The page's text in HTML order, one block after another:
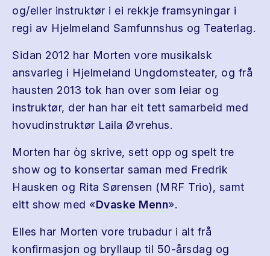
og/eller instruktør i ei rekkje framsyningar i
regi av Hjelmeland Samfunnshus og Teaterlag.
Sidan 2012 har Morten vore musikalsk
ansvarleg i Hjelmeland Ungdomsteater, og frå
hausten 2013 tok han over som leiar og
instruktør, der han har eit tett samarbeid med
hovudinstruktør Laila Øvrehus.
Morten har òg skrive, sett opp og spelt tre
show og to konsertar saman med Fredrik
Hausken og Rita Sørensen (MRF Trio), samt
eitt show med «Dvaske Menn».
Elles har Morten vore trubadur i alt frå
konfirmasjon og bryllaup til 50-årsdag og